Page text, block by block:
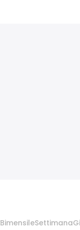
BimensileSettimana